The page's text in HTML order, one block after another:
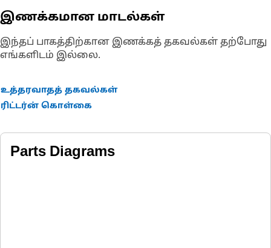
இணக்கமான மாடல்கள்
இந்தப் பாகத்திற்கான இணக்கத் தகவல்கள் தற்போது
எங்களிடம் இல்லை.
உத்தரவாதத் தகவல்கள்
ரிட்டர்ன் கொள்கை
Parts Diagrams